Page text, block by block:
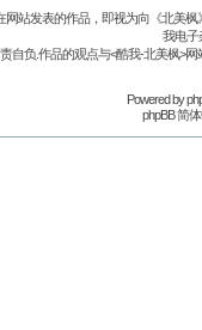
站发表的作品，即视为向《北美
我电子
自负.作品的观点与<酷我-北美枫>
Powered by
phpBB 简